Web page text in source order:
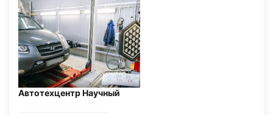
Автотехцентр Научный